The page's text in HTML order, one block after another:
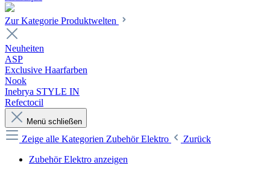
Zur Kategorie Produktwelten
Neuheiten
ASP
Exclusive Haarfarben
Nook
Inebrya STYLE IN
Refectocil
Menü schließen
Zeige alle Kategorien Zubehör Elektro
Zurück
Zubehör Elektro anzeigen